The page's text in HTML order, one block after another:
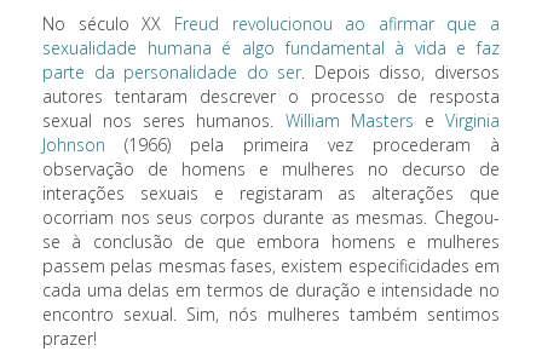
No século XX Freud revolucionou ao afirmar que a
sexualidade humana é algo fundamental à vida e faz
parte da personalidade do ser. Depois disso, diversos
autores tentaram descrever o processo de resposta
sexual nos seres humanos. William Masters eVirginia
Johnson (1966) pela primeira vez procederam à
observação de homens e mulheres no decurso de
interações sexuais e registaram as alterações que
ocorriam nos seus corpos durante as mesmas. Chegou-
se à conclusão de que embora homens e mulheres
passem pelas mesmas fases, existem especificidades em
cada uma delas em termos de duração e intensidade no
encontro sexual. Sim, nós mulheres também sentimos
prazer!